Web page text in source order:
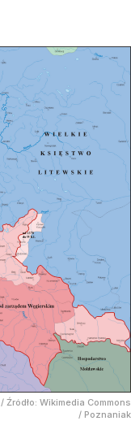
/ Źródło: Wikimedia Commons
/ Poznaniak